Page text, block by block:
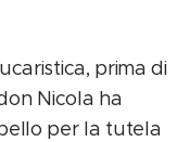
prima di
Nicola ha
per la tutela